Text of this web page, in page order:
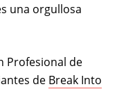
in a new tab)
una orgullosa
Profesional de
de Break Into